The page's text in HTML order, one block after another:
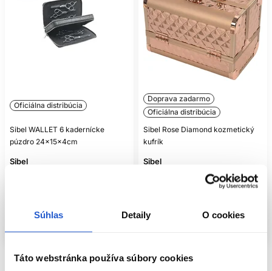
Súhlas Detaily O cookies
Táto webstránka používa súbory cookies
Oficiálna distribúcia
Sibel WALLET 6 kadernícke
púzdro 24x15x4cm
Sibel
Kúpiť
Doprava zadarmo
Oficiálna distribúcia
Sibel Rose Diamond kozmetický
kufrík
Sibel
Kozmetické pomôcky